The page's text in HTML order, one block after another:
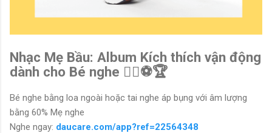
Nhạc Mẹ Bầu: Album Kích thích vận động
dành cho Bé nghe 🤹‍♂️⚽️🏆
Bé nghe bằng loa ngoài hoặc tai nghe áp bụng với âm lượng
bằng 60% Mẹ nghe
Nghe ngay: daucare.com/app?ref=22564348